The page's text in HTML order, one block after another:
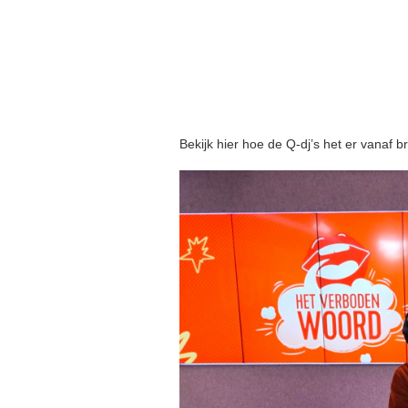
Bekijk hier hoe de Q-dj’s het er vanaf